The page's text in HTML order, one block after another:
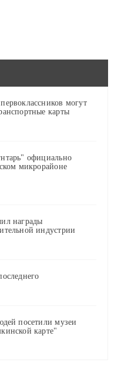
могут
карты
официально
микрорайоне
награды
индустрии
посетили музеи
карте"